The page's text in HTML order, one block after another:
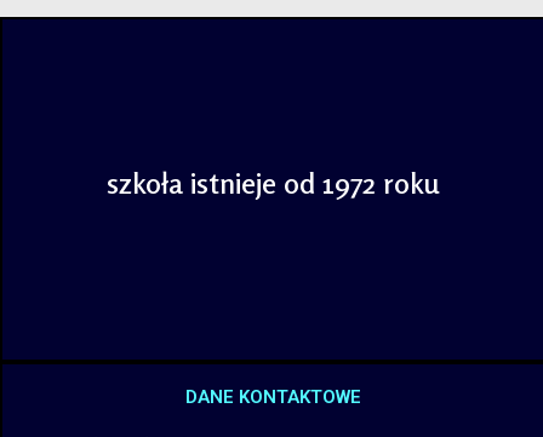
szkoła istnieje od 1972 roku
DANE KONTAKTOWE